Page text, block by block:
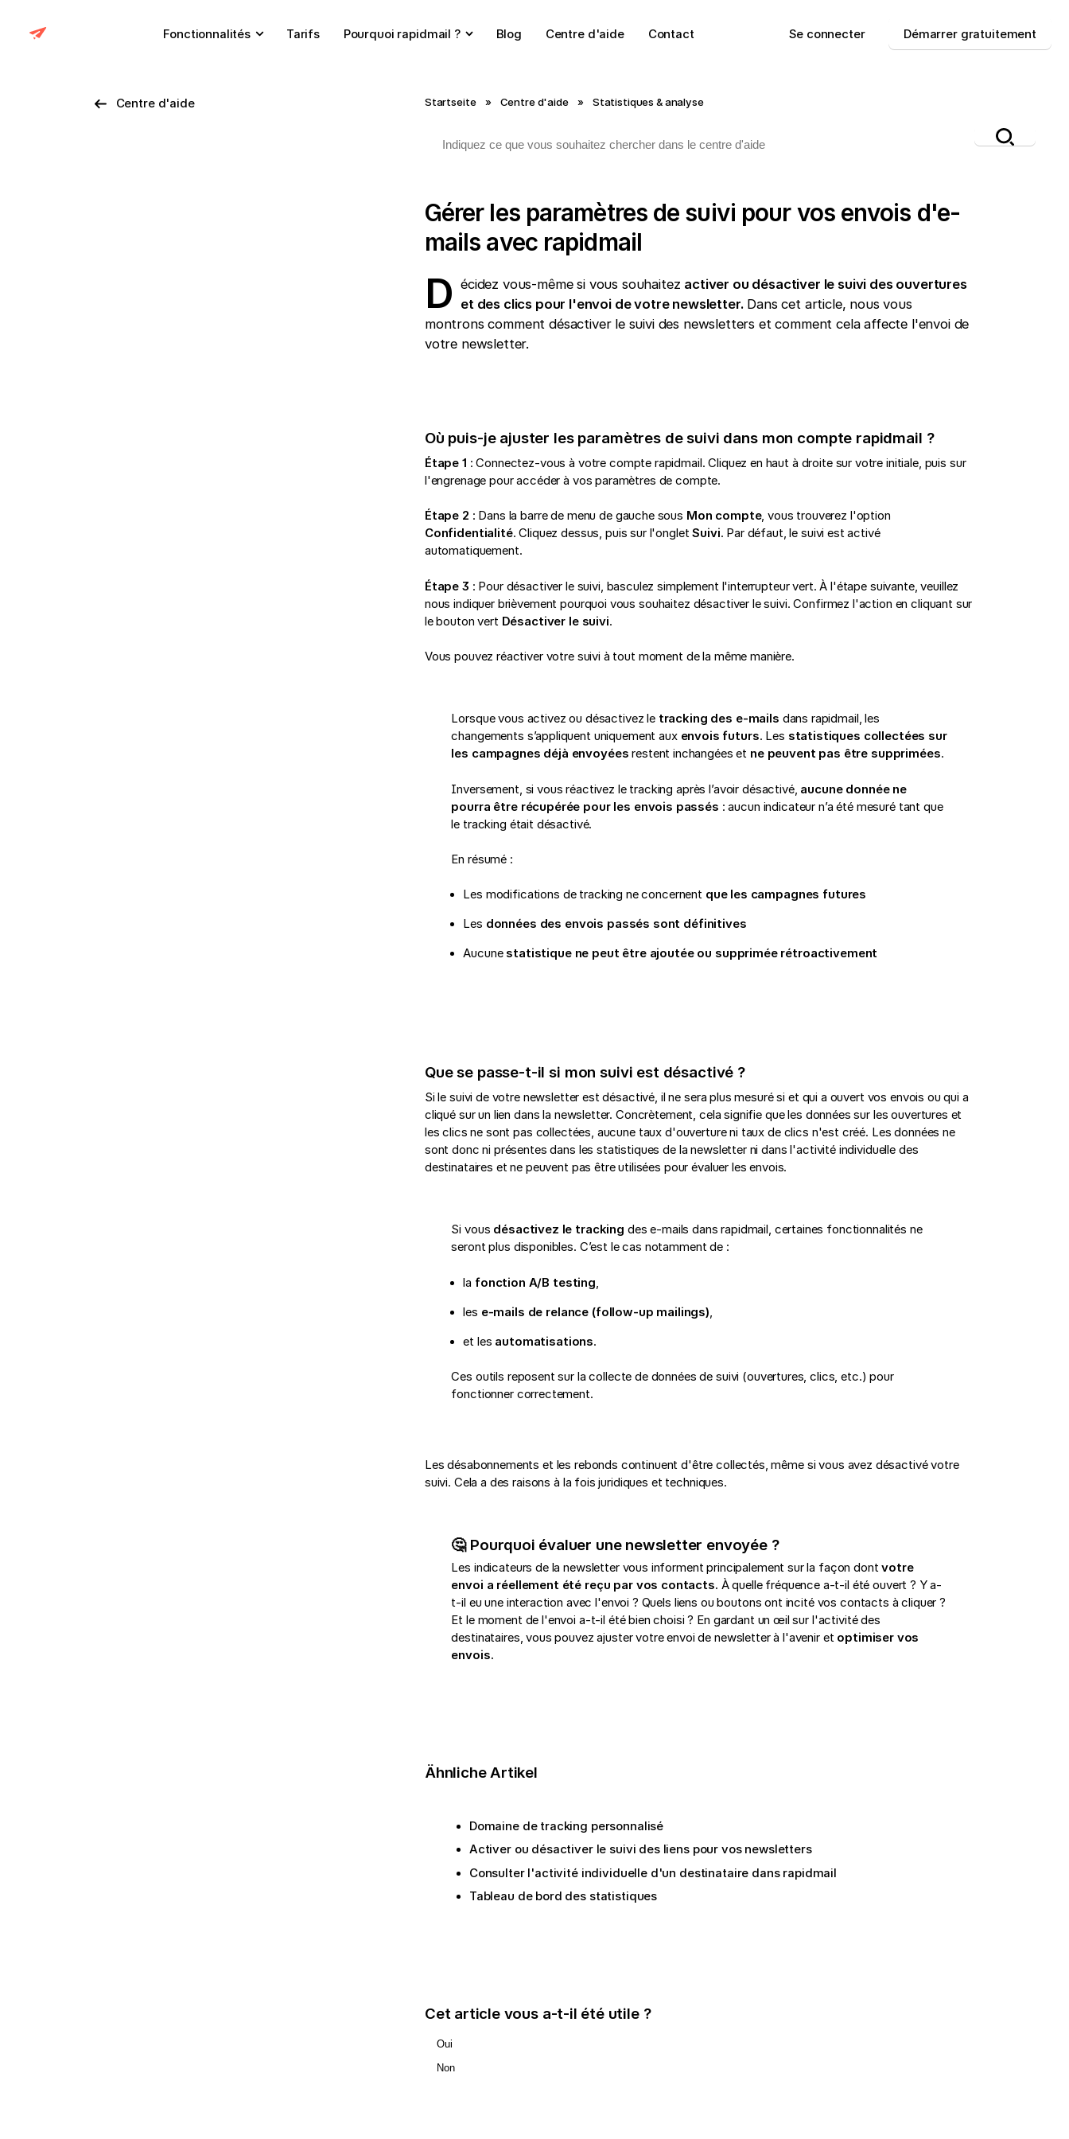
Fonctionnalités Tarifs Pourquoi rapidmail ? Blog Centre d'aide Contact Se connecter Démarrer gratuitement
Centre d'aide Startseite » Centre d'aide » Statistiques & analyse
Gérer les paramètres de suivi pour vos envois d'e-
mails avec rapidmail
D écidez vous-même si vous souhaitez activer ou désactiver le suivi des ouvertures
et des clics pour l'envoi de votre newsletter. Dans cet article, nous vous
montrons comment désactiver le suivi des newsletters et comment cela affecte l'envoi de
votre newsletter.
Où puis-je ajuster les paramètres de suivi dans mon compte rapidmail ?
Étape 1 : Connectez-vous à votre compte rapidmail. Cliquez en haut à droite sur votre initiale, puis sur
l'engrenage pour accéder à vos paramètres de compte.
Étape 2 : Dans la barre de menu de gauche sous Mon compte, vous trouverez l'option
Confidentialité. Cliquez dessus, puis sur l'ongletSuivi. Par défaut, le suivi est activé
automatiquement.
Étape 3 : Pour désactiver le suivi, basculez simplement l'interrupteur vert. À l'étape suivante, veuillez
nous indiquer brièvement pourquoi vous souhaitez désactiver le suivi. Confirmez l'action en cliquant sur
le bouton vert Désactiver le suivi.
Vous pouvez réactiver votre suivi à tout moment de la même manière.
Lorsque vous activez ou désactivez le tracking des e-mails dans rapidmail, les
changements s’appliquent uniquement aux envois futurs. Les statistiques collectées sur
les campagnes déjà envoyées restent inchangées et ne peuvent pas être supprimées.
Inversement, si vous réactivez le tracking après l’avoir désactivé, aucune donnée ne
pourra être récupérée pour les envois passés : aucun indicateur n’a été mesuré tant que
le tracking était désactivé.
En résumé :
Les modifications de tracking ne concernent que les campagnes futures
Les données des envois passés sont définitives
Aucune statistique ne peut être ajoutée ou supprimée rétroactivement
Que se passe-t-il si mon suivi est désactivé ?
Si le suivi de votre newsletter est désactivé, il ne sera plus mesuré si et qui a ouvert vos envois ou qui a
cliqué sur un lien dans la newsletter. Concrètement, cela signifie que les données sur les ouvertures et
les clics ne sont pas collectées, aucune taux d'ouverture ni taux de clics n'est créé. Les données ne
sont donc ni présentes dans les statistiques de la newsletter ni dans l'activité individuelle des
destinataires et ne peuvent pas être utilisées pour évaluer les envois.
Si vous désactivez le tracking des e-mails dans rapidmail, certaines fonctionnalités ne
seront plus disponibles. C’est le cas notamment de :
la fonction A/B testing,
les e-mails de relance (follow-up mailings),
et les automatisations.
Ces outils reposent sur la collecte de données de suivi (ouvertures, clics, etc.) pour
fonctionner correctement.
Les désabonnements et les rebonds continuent d'être collectés, même si vous avez désactivé votre
suivi. Cela a des raisons à la fois juridiques et techniques.
🤔 Pourquoi évaluer une newsletter envoyée ?
Les indicateurs de la newsletter vous informent principalement sur la façon dontvotre
envoi a réellement été reçu par vos contacts. À quelle fréquence a-t-il été ouvert ? Y a-
t-il eu une interaction avec l'envoi ? Quels liens ou boutons ont incité vos contacts à cliquer ?
Et le moment de l'envoi a-t-il été bien choisi ? En gardant un œil sur l'activité des
destinataires, vous pouvez ajuster votre envoi de newsletter à l'avenir et optimiser vos
envois.
Ähnliche Artikel
Domaine de tracking personnalisé
Activer ou désactiver le suivi des liens pour vos newsletters
Consulter l'activité individuelle d'un destinataire dans rapidmail
Tableau de bord des statistiques
Cet article vous a-t-il été utile ?
Oui
Non